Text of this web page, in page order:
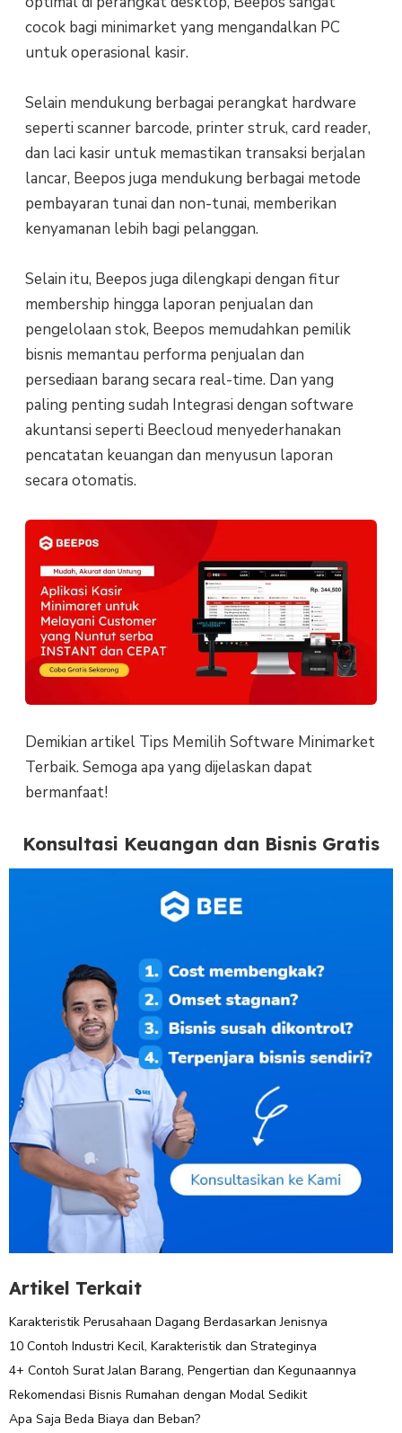
cocok bagi minimarket yang mengandalkan PC
untuk operasional kasir.
Selain mendukung berbagai perangkat hardware
seperti scanner barcode, printer struk, card reader,
dan laci kasir untuk memastikan transaksi berjalan
lancar, Beepos juga mendukung berbagai metode
pembayaran tunai dan non-tunai, memberikan
kenyamanan lebih bagi pelanggan.
Selain itu, Beepos juga dilengkapi dengan fitur
membership hingga laporan penjualan dan
pengelolaan stok, Beepos memudahkan pemilik
bisnis memantau performa penjualan dan
persediaan barang secara real-time. Dan yang
paling penting sudah Integrasi dengan software
akuntansi seperti Beecloud menyederhanakan
pencatatan keuangan dan menyusun laporan
secara otomatis.
Demikian artikel Tips Memilih Software Minimarket
Terbaik. Semoga apa yang dijelaskan dapat
bermanfaat!
Konsultasi Keuangan dan Bisnis Gratis
Artikel Terkait
Karakteristik Perusahaan Dagang Berdasarkan Jenisnya
10 Contoh Industri Kecil, Karakteristik dan Strateginya
4+ Contoh Surat Jalan Barang, Pengertian dan Kegunaannya
Rekomendasi Bisnis Rumahan dengan Modal Sedikit
Apa Saja Beda Biaya dan Beban?